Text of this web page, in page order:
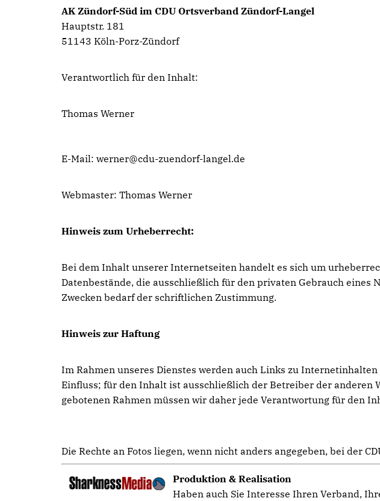
AK Zündorf-Süd im CDU Ortsverband Zündorf-Langel
Hauptstr. 181
51143 Köln-Porz-Zündorf
Verantwortlich für den Inhalt:
Thomas Werner
E-Mail: werner@cdu-zuendorf-langel.de
Webmaster: Thomas Werner
Hinweis zum Urheberrecht:
Bei dem Inhalt unserer Internetseiten handelt es sich um
Datenbestände, die ausschließlich für den privaten Gebrauch eines
Zwecken bedarf der schriftlichen Zustimmung.
Hinweis zur Haftung
Im Rahmen unseres Dienstes werden auch Links zu
Einfluss; für den Inhalt ist ausschließlich der Betreiber der
gebotenen Rahmen müssen wir daher jede Verantwortung für den
Die Rechte an Fotos liegen, wenn nicht anders angegeben, bei der
Produktion & Realisation
Haben auch Sie Interesse Ihren Verband,